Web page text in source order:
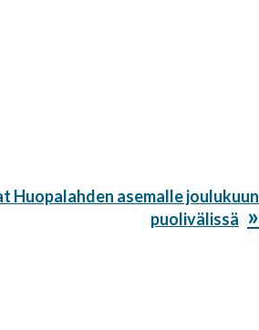
Huopalahden asemalle joulukuun
puolivälissä